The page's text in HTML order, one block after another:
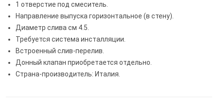
1 отверстие под смеситель.
Направление выпуска горизонтальное (в стену).
Диаметр слива см 4.5.
Требуется система инсталляции.
Встроенный слив-перелив.
Донный клапан приобретается отдельно.
Страна-производитель: Италия.